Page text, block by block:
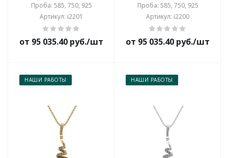
Проба: 585, 750, 925
Артикул: i2201
от 95 035.40 руб./шт
Проба: 585, 750, 925
Артикул: i2200
от 95 035.40 руб./шт
НАШИ РАБОТЫ НАШИ РАБОТЫ